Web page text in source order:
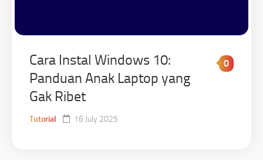
Cara Instal Windows 10:
Panduan Anak Laptop yang
Gak Ribet
0
Tutorial 16 July 2025